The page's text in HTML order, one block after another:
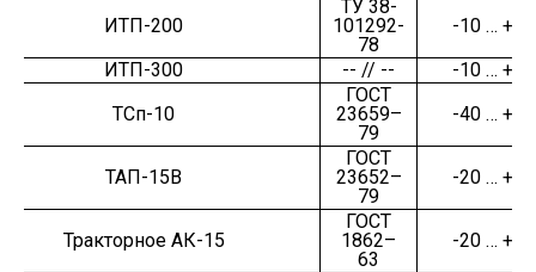
ИТП-200
ТУ 38-
101292-
78
-10 … +50
ИТП-300
-- // --
-10 … +50
ТСп-10
ГОСТ
23659–
79
-40 … +25
ТАП-15В
ГОСТ
23652–
79
-20 … +50
Тракторное АК-15
ГОСТ
1862–
63
-20 … +50